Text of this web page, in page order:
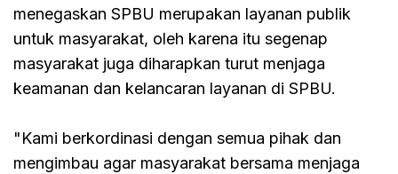
menegaskan SPBU merupakan layanan publik
untuk masyarakat, oleh karena itu segenap
masyarakat juga diharapkan turut menjaga
keamanan dan kelancaran layanan di SPBU.
"Kami berkordinasi dengan semua pihak dan
mengimbau agar masyarakat bersama menjaga